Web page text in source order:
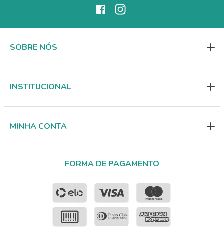
SOBRE NÓS
INSTITUCIONAL
MINHA CONTA
FORMA DE PAGAMENTO